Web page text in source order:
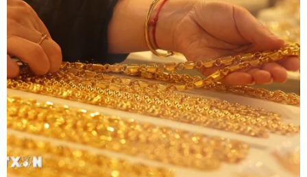
Xuất hiện các cung trượt sạt kèm
theo nhiều vết nứt, gãy tại Sơn La
07/08/2026 07:31
Thu hồi 89 ha đất đấu giá chọn nhà
đầu tư công trình thành phố cảng
hàng không